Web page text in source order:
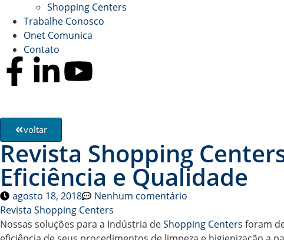
Shopping Centers
Trabalhe Conosco
Onet Comunica
Contato
voltar
Revista Shopping
Eficiência e Qualidade
agosto 18, 2018
Nenhum comentário
Revista Shopping Centers
Nossas soluções para a Indústria deShopping Centers foram